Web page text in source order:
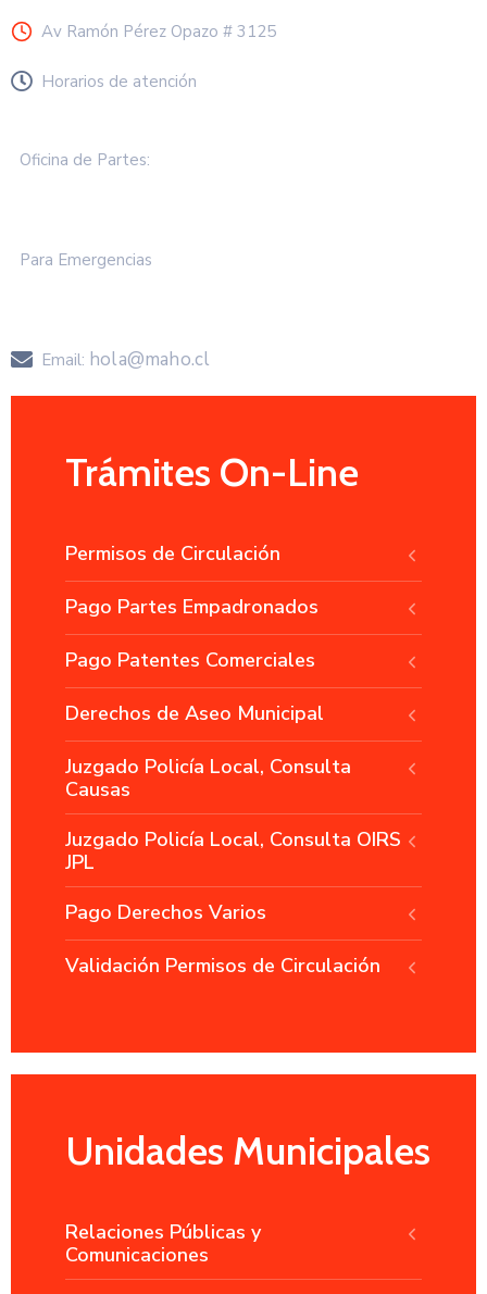
Av Ramón Pérez Opazo # 3125
Horarios de atención
Oficina de Partes:
Para Emergencias
Email: hola@maho.cl
Trámites On-Line
Permisos de Circulación
Pago Partes Empadronados
Pago Patentes Comerciales
Derechos de Aseo Municipal
Juzgado Policía Local, Consulta
Causas
Juzgado Policía Local, Consulta OIRS
JPL
Pago Derechos Varios
Validación Permisos de Circulación
Unidades Municipales
Relaciones Públicas y
Comunicaciones